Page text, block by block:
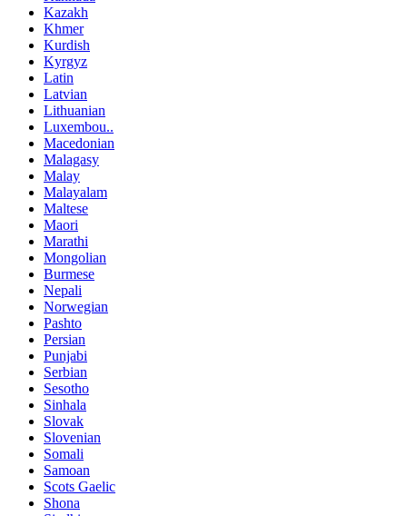
Kazakh
Khmer
Kurdish
Kyrgyz
Latin
Latvian
Lithuanian
Luxembou..
Macedonian
Malagasy
Malay
Malayalam
Maltese
Maori
Marathi
Mongolian
Burmese
Nepali
Norwegian
Pashto
Persian
Punjabi
Serbian
Sesotho
Sinhala
Slovak
Slovenian
Somali
Samoan
Scots Gaelic
Shona